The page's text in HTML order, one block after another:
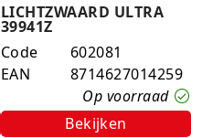
LICHTZWAARD ULTRA
39941Z
Code
602081
EAN
8714627014259
Op voorraad
Bekijken